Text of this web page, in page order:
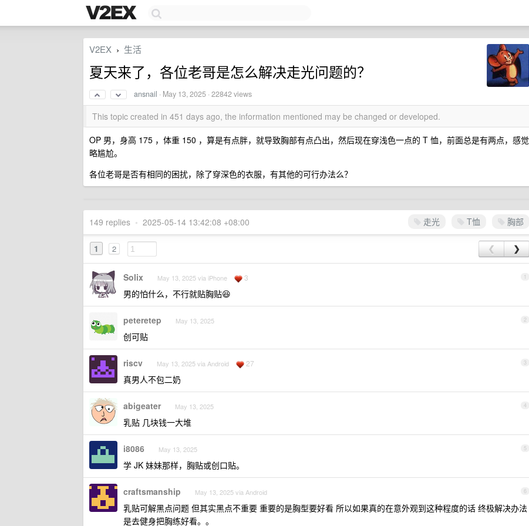
V2EX › 生活
夏天来了，各位老哥是怎么解决走光问题的？
ansnail · May 13, 2025 · 22842 views
This topic created in 451 days ago, the information mentioned may be changed or developed.
OP 男，身高 175 ，体重 150 ，算是有点胖，就导致胸部有点凸出，然后现在穿浅色一点的 T 恤，前面总是有两点，感觉
略尴尬。
各位老哥是否有相同的困扰，除了穿深色的衣服，有其他的可行办法么？
走光 T恤 胸部
149 replies • 2025-05-14 13:42:08 +08:00
1 2 ❮ ❯
1
Solix May 13, 2025 via iPhone 3
男的怕什么，不行就贴胸贴😆
2
peteretep May 13, 2025
创可贴
3
riscv May 13, 2025 via Android 27
真男人不包二奶
4
abigeater May 13, 2025
乳贴 几块钱一大堆
5
i8086 May 13, 2025
学 JK 妹妹那样，胸贴或创口贴。
6
craftsmanship May 13, 2025 via Android
乳贴可解黑点问题 但其实黑点不重要 重要的是胸型要好看 所以如果真的在意外观到这种程度的话 终极解决办法
是去健身把胸练好看。。